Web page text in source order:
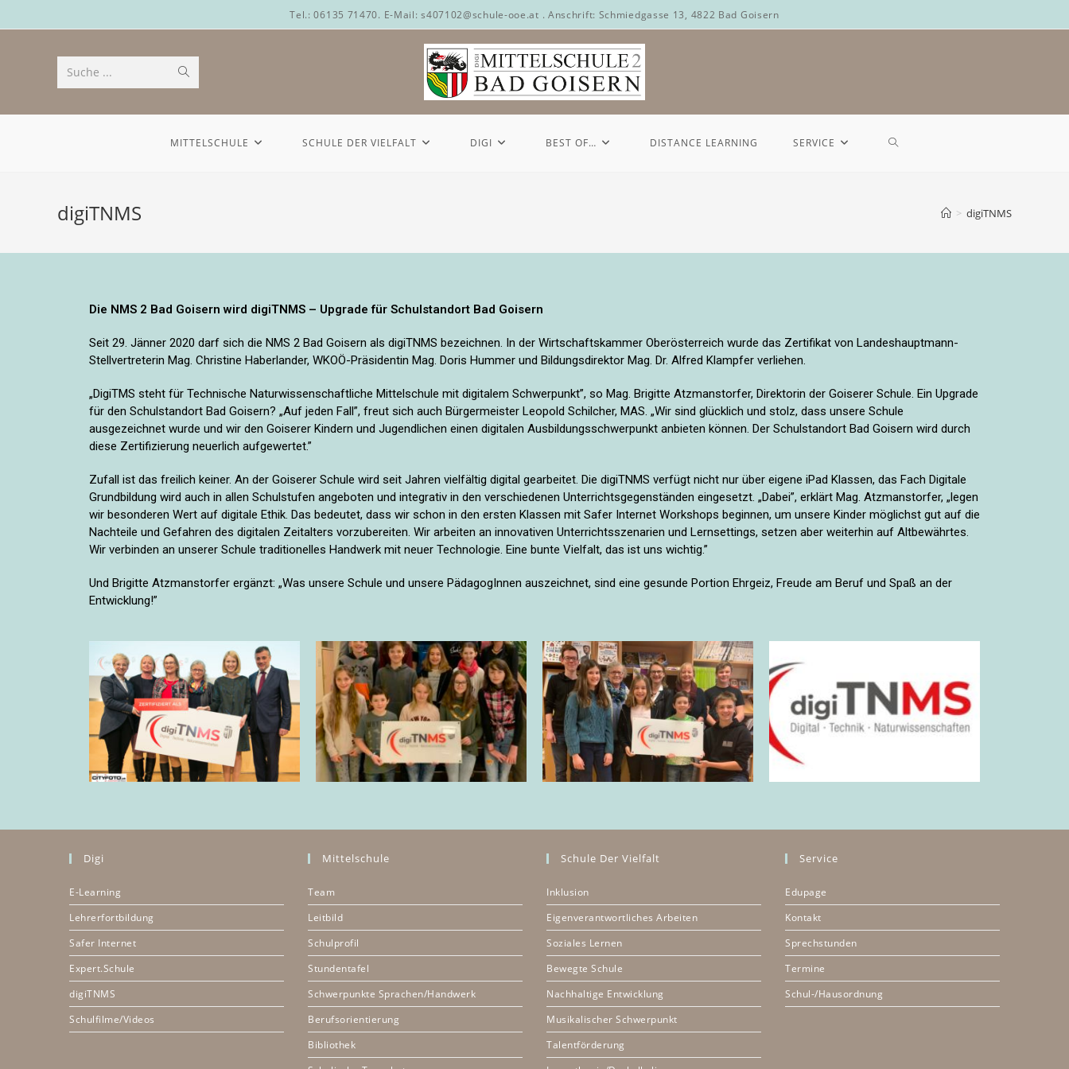
Tel.: 06135 71470. E-Mail: s407102@schule-ooe.at . Anschrift: Schmiedgasse 13, 4822 Bad Goisern
Suche ...
MITTELSCHULE SCHULE DER VIELFALT DIGI BEST OF… DISTANCE LEARNING SERVICE
digiTNMS > digiTNMS
Die NMS 2 Bad Goisern wird digiTNMS – Upgrade für Schulstandort Bad Goisern
Seit 29. Jänner 2020 darf sich die NMS 2 Bad Goisern als digiTNMS bezeichnen. In der Wirtschaftskammer Oberösterreich wurde das Zertifikat von Landeshauptmann-
Stellvertreterin Mag. Christine Haberlander, WKOÖ-Präsidentin Mag. Doris Hummer und Bildungsdirektor Mag. Dr. Alfred Klampfer verliehen.
„DigiTMS steht für Technische Naturwissenschaftliche Mittelschule mit digitalem Schwerpunkt”, so Mag. Brigitte Atzmanstorfer, Direktorin der Goiserer Schule. Ein Upgrade
für den Schulstandort Bad Goisern? „Auf jeden Fall”, freut sich auch Bürgermeister Leopold Schilcher, MAS. „Wir sind glücklich und stolz, dass unsere Schule
ausgezeichnet wurde und wir den Goiserer Kindern und Jugendlichen einen digitalen Ausbildungsschwerpunkt anbieten können. Der Schulstandort Bad Goisern wird durch
diese Zertifizierung neuerlich aufgewertet.”
Zufall ist das freilich keiner. An der Goiserer Schule wird seit Jahren vielfältig digital gearbeitet. Die digiTNMS verfügt nicht nur über eigene iPad Klassen, das Fach Digitale
Grundbildung wird auch in allen Schulstufen angeboten und integrativ in den verschiedenen Unterrichtsgegenständen eingesetzt. „Dabei”, erklärt Mag. Atzmanstorfer, „legen
wir besonderen Wert auf digitale Ethik. Das bedeutet, dass wir schon in den ersten Klassen mit Safer Internet Workshops beginnen, um unsere Kinder möglichst gut auf die
Nachteile und Gefahren des digitalen Zeitalters vorzubereiten. Wir arbeiten an innovativen Unterrichtsszenarien und Lernsettings, setzen aber weiterhin auf Altbewährtes.
Wir verbinden an unserer Schule traditionelles Handwerk mit neuer Technologie. Eine bunte Vielfalt, das ist uns wichtig.”
Und Brigitte Atzmanstorfer ergänzt: „Was unsere Schule und unsere PädagogInnen auszeichnet, sind eine gesunde Portion Ehrgeiz, Freude am Beruf und Spaß an der
Entwicklung!”
Digi
E-Learning
Lehrerfortbildung
Safer Internet
Expert.Schule
digiTNMS
Schulfilme/Videos
Mittelschule
Team
Leitbild
Schulprofil
Stundentafel
Schwerpunkte Sprachen/Handwerk
Berufsorientierung
Bibliothek
Schule Der Vielfalt
Inklusion
Eigenverantwortliches Arbeiten
Soziales Lernen
Bewegte Schule
Nachhaltige Entwicklung
Musikalischer Schwerpunkt
Talentförderung
Service
Edupage
Kontakt
Sprechstunden
Termine
Schul-/Hausordnung